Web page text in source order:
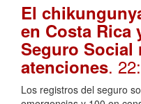
El
en Costa Rica
Seguro Social
atenciones.
Los registros del seguro